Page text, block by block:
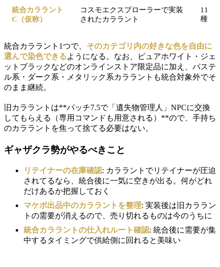
統合カララント
C（仮称）
コスモエクスプローラーで実装
されたカララント
11
種
統合カララント1つで、 そのカテゴリ内の好きな色を自由に
選んで染色できるようになる。なお、ピュアホワイト・ジェ
ットブラックなどのオンラインストア限定品に加え、パステ
ル系・ダーク系・メタリック系カララントも統合対象外でそ
のまま継続。
旧カララントは**パッチ7.5で「遺失物管理人」NPCに交換
してもらえる（専用コマンドも用意される）**ので、手持ち
のカララントを焦って捨てる必要はない。
ギャザクラ勢がやるべきこと
リテイナーの在庫確認: カララントでリテイナーが圧迫
されてるなら、統合後に一気に空きが出る。何がどれ
だけあるか把握しておく
マケボ出品中のカララントを整理: 実装後は旧カララン
トの需要が消えるので、売り切れるものは今のうちに
統合カララントの仕入れルート確認: 統合後に需要が集
中するタイミングで供給側に回れると美味い